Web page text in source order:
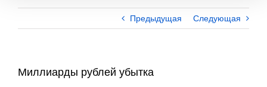
Предыдущая Следующая
Миллиарды рублей убытка